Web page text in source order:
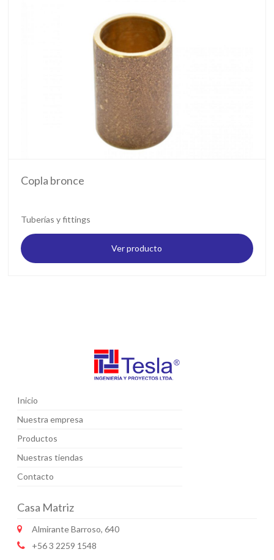
Copla bronce
Tuberías y fittings
Ver producto
Inicio
Nuestra empresa
Productos
Nuestras tiendas
Contacto
Casa Matriz
Almirante Barroso, 640
+56 3 2259 1548